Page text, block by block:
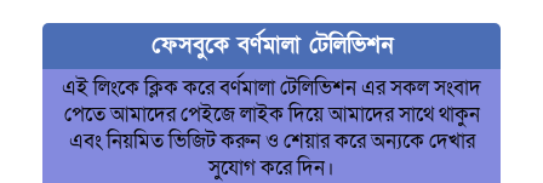
ফেসবুকে বর্ণমালা টেলিভিশন
এই লিংকে ক্লিক করে বর্ণমালা টেলিভিশন এর সকল সংবাদ
পেতে আমাদের পেইজে লাইক দিয়ে আমাদের সাথে থাকুন
এবং নিয়মিত ভিজিট করুন ও শেয়ার করে অন্যকে দেখার
সুযোগ করে দিন।